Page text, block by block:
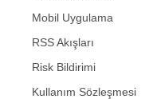
Mobil Uygulama
RSS Akışları
Risk Bildirimi
Kullanım Sözleşmesi